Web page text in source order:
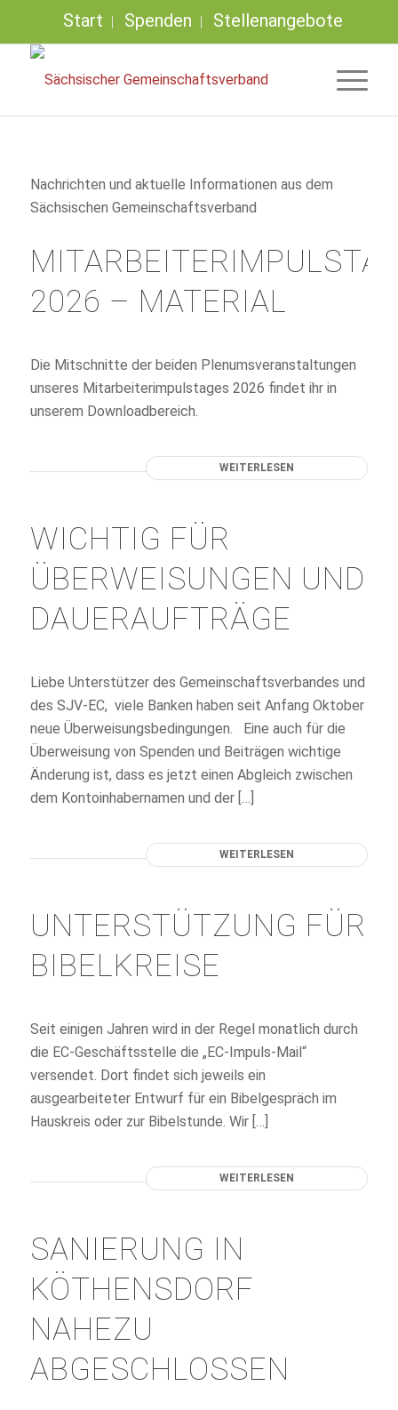
Start Spenden Stellenangebote
Nachrichten und aktuelle Informationen aus dem
Sächsischen Gemeinschaftsverband
2026 – MATERIAL
Die Mitschnitte der beiden Plenumsveranstaltungen
unseres Mitarbeiterimpulstages 2026 findet ihr in
unserem Downloadbereich.
WEITERLESEN
WICHTIG FÜR
ÜBERWEISUNGEN UND
DAUERAUFTRÄGE
Liebe Unterstützer des Gemeinschaftsverbandes und
des SJV-EC, viele Banken haben seit Anfang Oktober
neue Überweisungsbedingungen. Eine auch für die
Überweisung von Spenden und Beiträgen wichtige
Änderung ist, dass es jetzt einen Abgleich zwischen
dem Kontoinhabernamen und der […]
WEITERLESEN
UNTERSTÜTZUNG FÜR
BIBELKREISE
Seit einigen Jahren wird in der Regel monatlich durch
die EC-Geschäftsstelle die „EC-Impuls-Mail“
versendet. Dort findet sich jeweils ein
ausgearbeiteter Entwurf für ein Bibelgespräch im
Hauskreis oder zur Bibelstunde. Wir […]
WEITERLESEN
SANIERUNG IN
KÖTHENSDORF
NAHEZU
ABGESCHLOSSEN